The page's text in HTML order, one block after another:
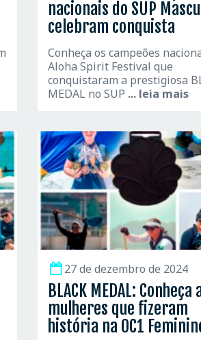
nacionais do SUP
celebram conquista
Conheça os campeões
Aloha Spirit Festival que
conquistaram a prestigiosa
MEDAL no SUP ... leia mais
27 de dezembro de 2024
BLACK MEDAL: Conheça
mulheres que fizeram
história na OC1